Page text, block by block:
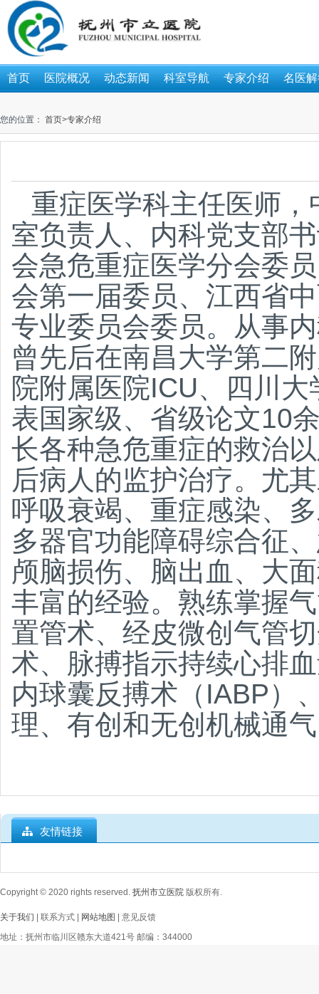
首页 医院概况 动态新闻 科室导航 专家介绍 名医
您的位置： 首页>专家介绍
重症医学科主任医师
室负责人、内科党支部
会急危重症医学分会委
会第一届委员、江西省
专业委员会委员。从事
曾先后在南昌大学第二
院附属医院ICU、四川
表国家级、省级论文10
长各种急危重症的救治
后病人的监护治疗。尤
呼吸衰竭、重症感染、
多器官功能障碍综合征
颅脑损伤、脑出血、大
丰富的经验。熟练掌握
置管术、经皮微创气管
术、脉搏指示持续心排
内球囊反搏术（IABP）
理、有创和无创机械通
友情链接
Copyright © 2020 rights reserved. 抚州市立医院 版权所有.
关于我们 | 联系方式 | 网站地图
| 意见反馈
地址：抚州市临川区赣东大道421号 邮编：344000